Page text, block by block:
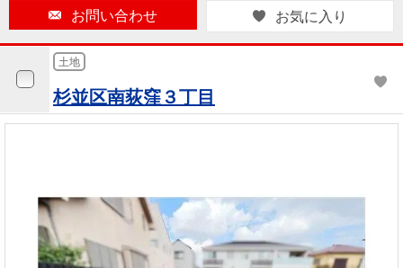
マン
ショ
探す
築・
中古
を探
用
件
件を
探す
料
査
却
相
金額
案内（首
都圏）
古屋）
案内（関
西）
つ
Way
経営ビジ
ョン
沿革
本社地
ニュース
（電子ブ
ック版）
情報
法人のお客さま
提携企業にお勤めの方
閉じる
お問い合わせ お気に入り
土地
杉並区南荻窪３丁目